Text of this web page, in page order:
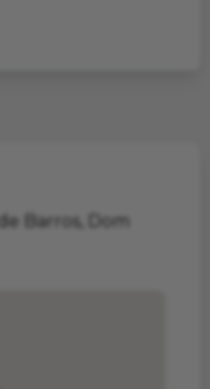
Barros, Dom